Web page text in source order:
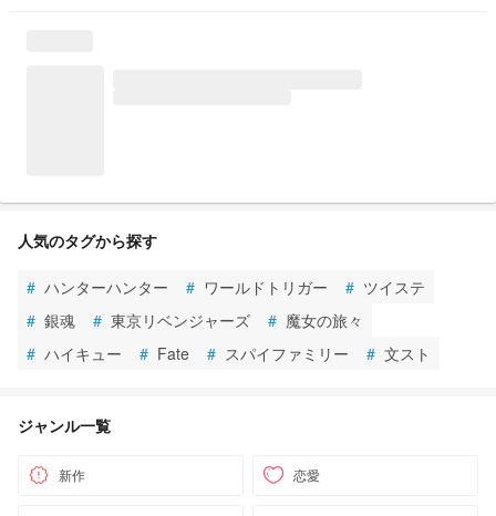
人気のタグから探す
# ハンターハンター # ワールドトリガー # ツイステ
# 銀魂 # 東京リベンジャーズ # 魔女の旅々
# ハイキュー # Fate # スパイファミリー # 文スト
ジャンル一覧
新作 恋愛